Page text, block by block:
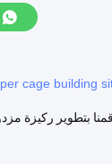
cage building
المزدوج للمباني لنقل مواد البناء في المباني